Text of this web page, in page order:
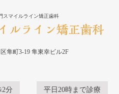
スマイルライン矯正歯科
隼町3-19 隼東幸ビル2F
分 平日20時まで診療